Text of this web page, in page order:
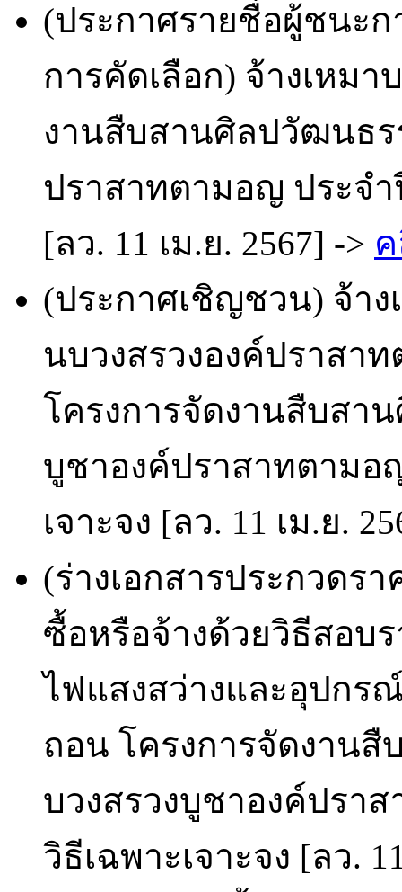
(ประกาศรายชื่อผู้ชนะก
การคัดเลือก) จ้างเหม
งานสืบสานศิลปวัฒนธร
ปราสาทตามอญ ประจำ
[ลว. 11 เม.ย. 2567] ->
(ประกาศเชิญชวน) จ้า
นบวงสรวงองค์ปราสา
โครงการจัดงานสืบสา
บูชาองค์ปราสาทตามอ
เจาะจง [ลว. 11 เม.ย.
(ร่างเอกสารประกวดรา
ซื้อหรือจ้างด้วยวิธีสอบร
ไฟแสงสว่างและอุปกร
ถอน โครงการจัดงาน
บวงสรวงบูชาองค์ปรา
วิธีเฉพาะเจาะจง [ลว.